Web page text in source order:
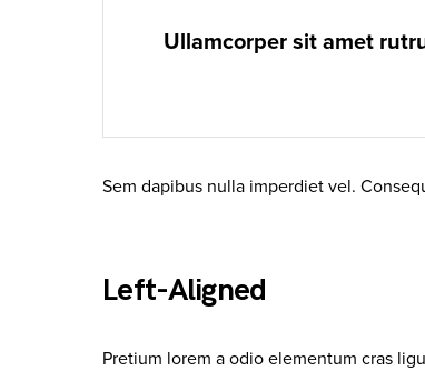
Ullamcorper sit amet
Sem dapibus nulla imperdiet vel.
Left-Aligned
Pretium lorem a odio elementum cras